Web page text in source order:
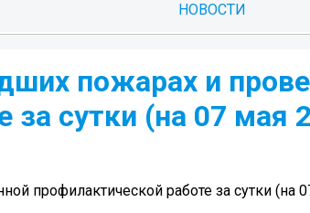
НОВОСТИ
пожарах и
за сутки (на 07 мая
профилактической работе за сутки (на